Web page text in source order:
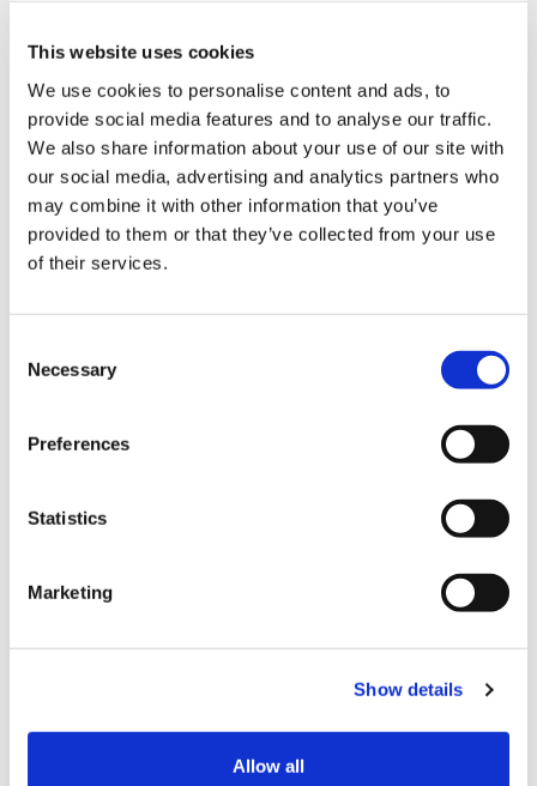
This website uses cookies
We use cookies to personalise content and ads, to
provide social media features and to analyse our traffic.
We also share information about your use of our site with
our social media, advertising and analytics partners who
may combine it with other information that you’ve
provided to them or that they’ve collected from your use
of their services.
Necessary
Preferences
Statistics
Marketing
Show details
Allow all
SA / PA / 道之驛
鹿野服務區上行線
中國 山口
SA / PA / 道之驛
佐波川服務區上行線@海鮮專賣店